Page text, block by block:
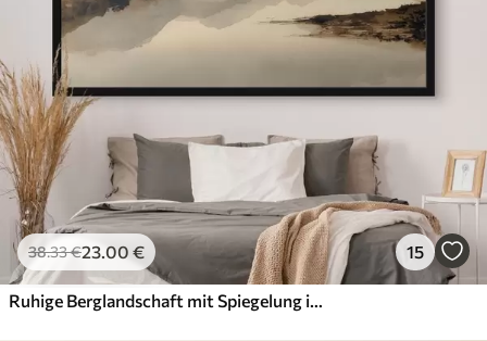
38.33€23.00 € 15
Ruhige Berglandschaft mit Spiegelung im Wasser